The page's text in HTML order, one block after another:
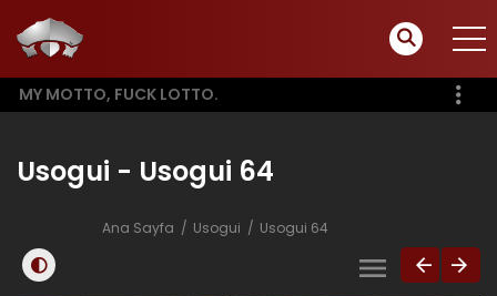
MY MOTTO, FUCK LOTTO.
Usogui - Usogui 64
Ana Sayfa Usogui Usogui 64